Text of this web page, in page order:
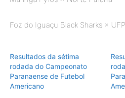
Foz do Iguaçu Black Sharks ×
Resultados da sétima
rodada do Campeonato
Paranaense de Futebol
Americano